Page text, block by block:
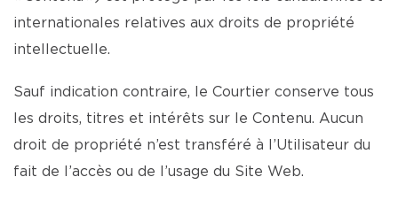
internationales relatives aux droits de propriété
intellectuelle.
Sauf indication contraire, le Courtier conserve tous
les droits, titres et intérêts sur le Contenu. Aucun
droit de propriété n’est transféré à l’Utilisateur du
fait de l’accès ou de l’usage du Site Web.